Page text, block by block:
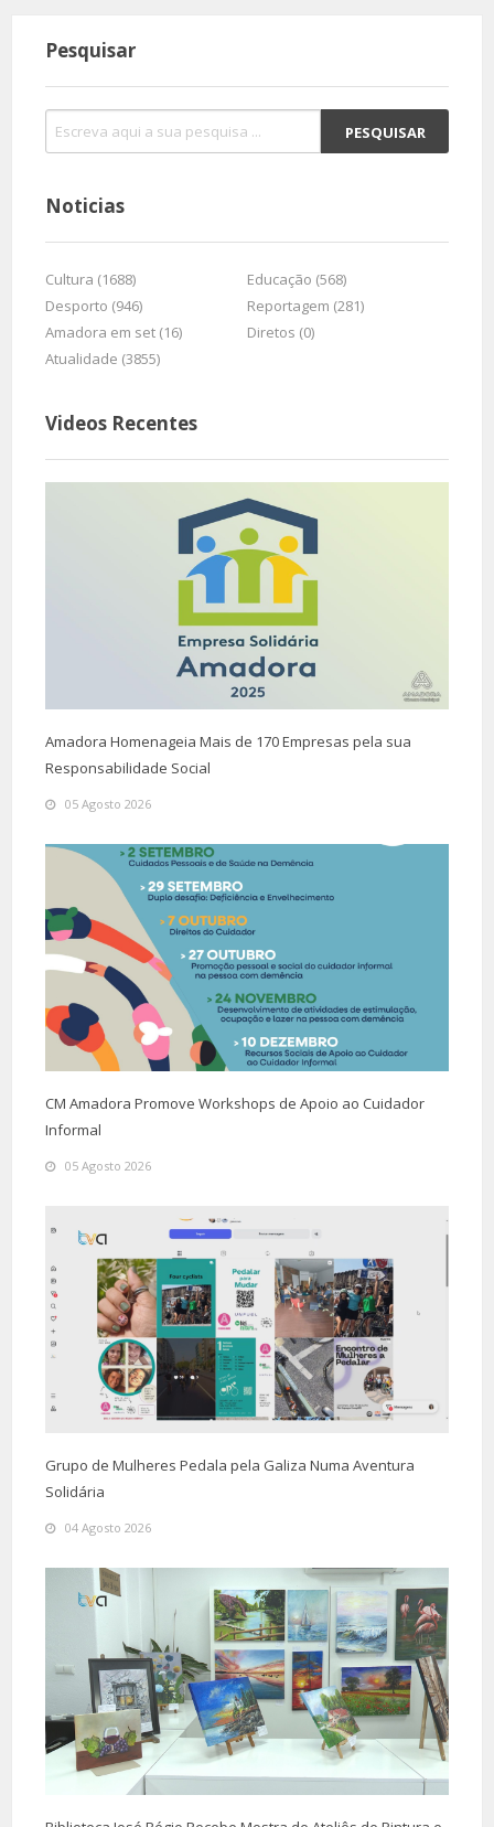
Pesquisar
Noticias
Cultura (1688)
Educação (568)
Desporto (946)
Reportagem (281)
Amadora em set (16)
Diretos (0)
Atualidade (3855)
Videos Recentes
Amadora Homenageia Mais de 170 Empresas pela sua
Responsabilidade Social
05 Agosto 2026
CM Amadora Promove Workshops de Apoio ao Cuidador
Informal
05 Agosto 2026
Grupo de Mulheres Pedala pela Galiza Numa Aventura
Solidária
04 Agosto 2026